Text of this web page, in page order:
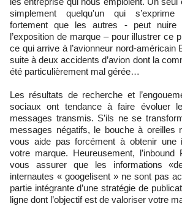
simplement quelqu'un qui s’exprime
fortement que les autres - peut nuire
l’exposition de marque – pour illustrer ce
ce qui arrive à l’avionneur nord-américain
suite à deux accidents d’avion dont la
été particulièrement mal gérée…
Les résultats de recherche et
sociaux ont tendance à faire évoluer
messages transmis. S’ils ne se
messages négatifs, le bouche à oreilles
vous aide pas forcément à obtenir une
votre marque. Heureusement,
vous assurer que les informations
internautes « googelisent » ne sont pas
partie intégrante d’une stratégie de
ligne dont l’objectif est de valoriser votre